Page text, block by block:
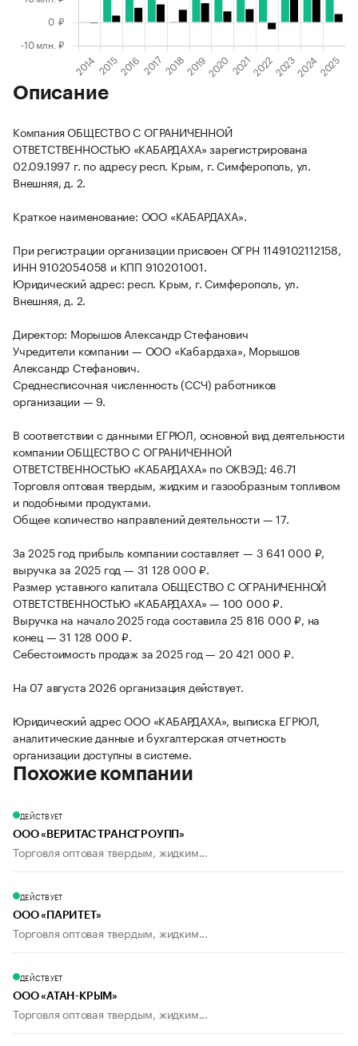
Описание
Компания ОБЩЕСТВО С ОГРАНИЧЕННОЙ
ОТВЕТСТВЕННОСТЬЮ «КАБАРДАХА» зарегистрирована
02.09.1997 г. по адресу респ. Крым, г. Симферополь, ул.
Внешняя, д. 2.
Краткое наименование: ООО «КАБАРДАХА».
При регистрации организации присвоен ОГРН 1149102112158,
ИНН 9102054058 и КПП 910201001.
Юридический адрес: респ. Крым, г. Симферополь, ул.
Внешняя, д. 2.
Директор: Морышов Александр Стефанович
Учредители компании — ООО «Кабардаха», Морышов
Александр Стефанович.
Среднесписочная численность (ССЧ) работников
организации — 9.
В соответствии с данными ЕГРЮЛ, основной вид деятельности
компании ОБЩЕСТВО С ОГРАНИЧЕННОЙ
ОТВЕТСТВЕННОСТЬЮ «КАБАРДАХА» по ОКВЭД: 46.71
Торговля оптовая твердым, жидким и газообразным топливом
и подобными продуктами.
Общее количество направлений деятельности — 17.
За 2025 год прибыль компании составляет — 3 641 000 ₽,
выручка за 2025 год — 31 128 000 ₽.
Размер уставного капитала ОБЩЕСТВО С ОГРАНИЧЕННОЙ
ОТВЕТСТВЕННОСТЬЮ «КАБАРДАХА» — 100 000 ₽.
Выручка на начало 2025 года составила 25 816 000 ₽, на
конец — 31 128 000 ₽.
Себестоимость продаж за 2025 год — 20 421 000 ₽.
На 07 августа 2026 организация действует.
Юридический адрес ООО «КАБАРДАХА», выписка ЕГРЮЛ,
аналитические данные и бухгалтерская отчетность
организации доступны в системе.
Похожие компании
ДЕЙСТВУЕТ
ООО «ВЕРИТАС ТРАНСГРОУПП»
Торговля оптовая твердым, жидким...
ДЕЙСТВУЕТ
ООО «ПАРИТЕТ»
Торговля оптовая твердым, жидким...
ДЕЙСТВУЕТ
ООО «АТАН-КРЫМ»
Торговля оптовая твердым, жидким...